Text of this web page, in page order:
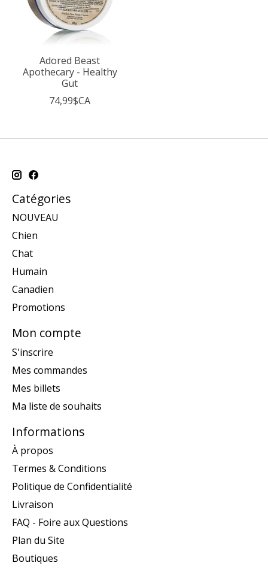
Adored Beast
Apothecary - Healthy
Gut
74,99$CA
Catégories
NOUVEAU
Chien
Chat
Humain
Canadien
Promotions
Mon compte
S'inscrire
Mes commandes
Mes billets
Ma liste de souhaits
Informations
À propos
Termes & Conditions
Politique de Confidentialité
Livraison
FAQ - Foire aux Questions
Plan du Site
Boutiques